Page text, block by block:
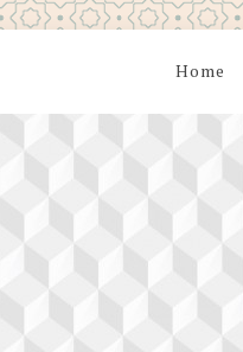
Home